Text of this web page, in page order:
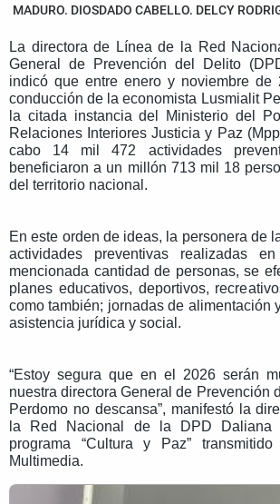
MADURO. DIOSDADO CABELLO. DELCY
La directora de Línea de la Red
General de Prevención del Delito
indicó que entre enero y noviembre de
conducción de la economista Lusmialit
la citada instancia del Ministerio del
Relaciones Interiores Justicia y Paz
cabo 14 mil 472 actividades
beneficiaron a un millón 713 mil 18
del territorio nacional.
En este orden de ideas, la personera de
actividades preventivas realizadas
mencionada cantidad de personas, se
planes educativos, deportivos,
como también; jornadas de alimentación
asistencia jurídica y social.
“Estoy segura que en el 2026 serán
nuestra directora General de Prevención
Perdomo no descansa”, manifestó la
la Red Nacional de la DPD Daliana
programa “Cultura y Paz”
Multimedia.